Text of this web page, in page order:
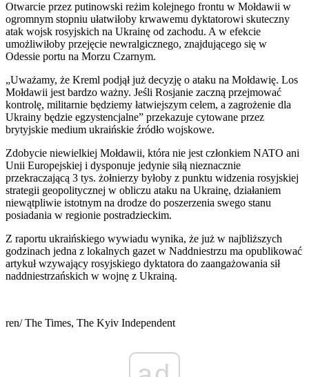
Otwarcie przez putinowski reżim kolejnego frontu w Mołdawii w
ogromnym stopniu ułatwiłoby krwawemu dyktatorowi skuteczny
atak wojsk rosyjskich na Ukrainę od zachodu. A w efekcie
umożliwiłoby przejęcie newralgicznego, znajdującego się w
Odessie portu na Morzu Czarnym.
„Uważamy, że Kreml podjął już decyzję o ataku na Mołdawię. Los
Mołdawii jest bardzo ważny. Jeśli Rosjanie zaczną przejmować
kontrolę, militarnie będziemy łatwiejszym celem, a zagrożenie dla
Ukrainy będzie egzystencjalne” przekazuje cytowane przez
brytyjskie medium ukraińskie źródło wojskowe.
Zdobycie niewielkiej Mołdawii, która nie jest członkiem NATO ani
Unii Europejskiej i dysponuje jedynie siłą nieznacznie
przekraczającą 3 tys. żołnierzy byłoby z punktu widzenia rosyjskiej
strategii geopolitycznej w obliczu ataku na Ukrainę, działaniem
niewątpliwie istotnym na drodze do poszerzenia swego stanu
posiadania w regionie postradzieckim.
Z raportu ukraińskiego wywiadu wynika, że już w najbliższych
godzinach jedna z lokalnych gazet w Naddniestrzu ma opublikować
artykuł wzywający rosyjskiego dyktatora do zaangażowania sił
naddniestrzańskich w wojnę z Ukrainą.
ren/ The Times, The Kyiv Independent